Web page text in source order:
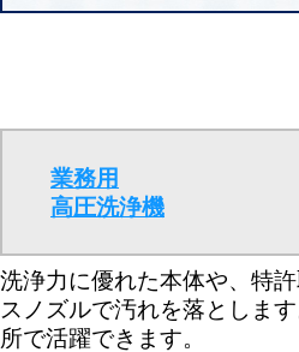
業務用
高圧洗浄機
洗浄力に優れた本体や、特
スノズルで汚れを落としま
所で活躍できます。